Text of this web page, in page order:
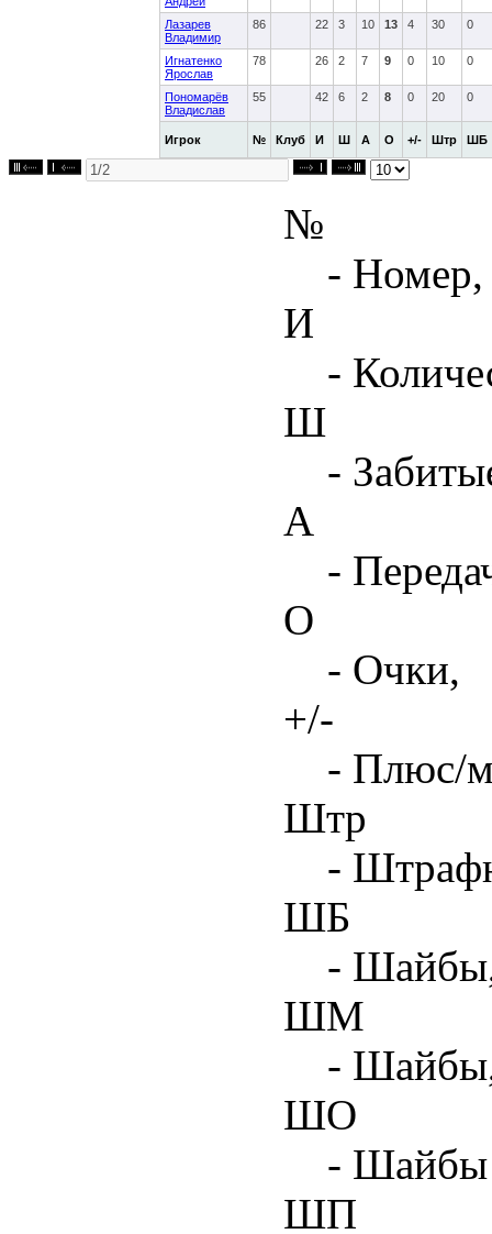
Игрок № Клуб И Ш А О +/- Штр ШБ
Лазарев
Владимир
86 22 3 10 13 4 30 0
Игнатенко
Ярослав
78 26 2 7 9 0 10 0
Пономарёв
Владислав
55 42 6 2 8 0 20 0
№
- Номер,
И
-
Ш
-
А
-
О
- Очки,
+/-
- Плюс/
Штр
-
ШБ
- Шайбы,
ШМ
- Шайбы,
ШО
- Шайбы
ШП